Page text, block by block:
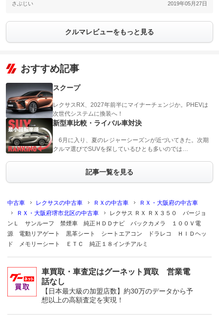
さぶじい 2019年05月27日
クルマレビューをもっと見る
おすすめ記事
スクープ
レクサスRX、2027年前半にマイナーチェンジか。PHEVは
次世代システムに換装へ！
新型車比較・ライバル車対決
6月に入り、夏のレジャーシーズンが近づいてきた。次期
クルマ選びでSUVを探しているひとも多いのでは…
記事一覧を見る
中古車 レクサスの中古車 ＲＸの中古車
ＲＸ・大阪府の中古車
ＲＸ・大阪府堺市北区の中古車
レクサス ＲＸ ＲＸ３５０ バージョ
ンＬ サンルーフ 禁煙車 純正ＨＤＤナビ バックカメラ １００Ｖ電
源 電動リアゲート 黒革シート シートエアコン ドラレコ ＨＩＤヘッ
ド メモリーシート ＥＴＣ 純正１８インチアルミ
車買取・車査定はグーネット買取 営業電
話なし
【日本最大級の加盟店数】約30万のデータから予
想以上の高額査定を実現！